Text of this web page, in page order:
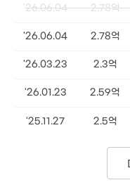
60m²
'26.06.04 2.78억
'26.06.04 2.78억
'26.03.23 2.3억
'26.01.23 2.59억
'25.11.27 2.5억